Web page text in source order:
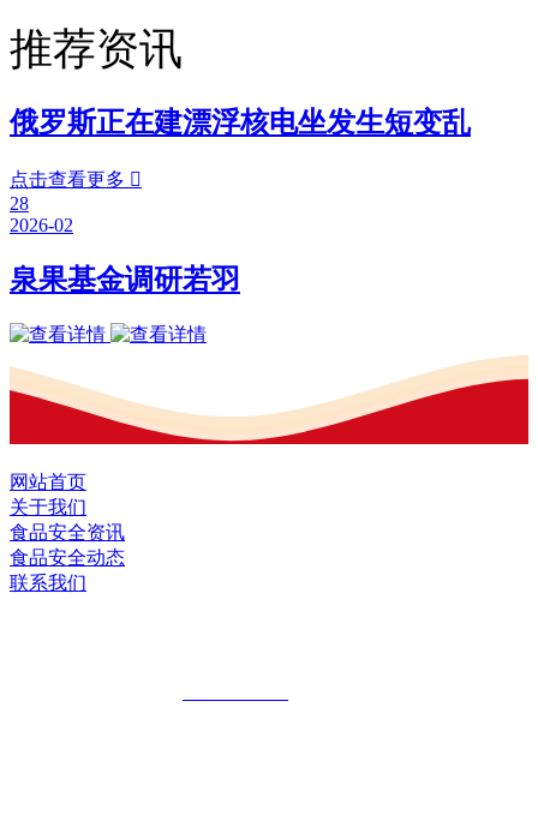
推荐资讯
俄罗斯正在建漂浮核电坐发生短变乱
点击查看更多 
28
2026-02
泉果基金调研若羽
网站首页
关于我们
食品安全资讯
食品安全动态
联系我们